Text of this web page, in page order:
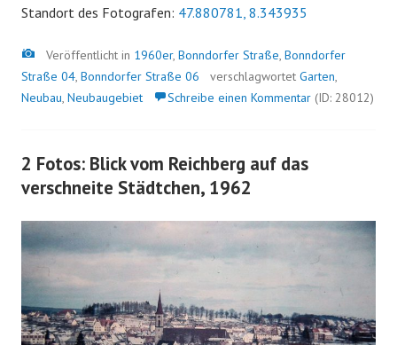
Standort des Fotografen: 47.880781, 8.343935
Bild
Veröffentlicht in 1960er, Bonndorfer Straße Bonndorfer
Straße 04 Bonndorfer Straße 06 verschlagwortet Garten
Neubau Neubaugebiet Schreibe einen Kommentar (ID: 28012)
2 Fotos: Blick vom Reichberg auf das
verschneite Städtchen, 1962